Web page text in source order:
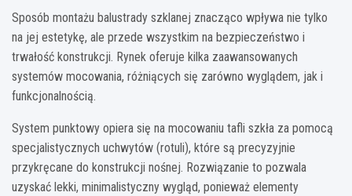
Sposób montażu balustrady szklanej znacząco wpływa nie tylko
na jej estetykę, ale przede wszystkim na bezpieczeństwo i
trwałość konstrukcji. Rynek oferuje kilka zaawansowanych
systemów mocowania, różniących się zarówno wyglądem, jak i
funkcjonalnością.
System punktowy opiera się na mocowaniu tafli szkła za pomocą
specjalistycznych uchwytów (rotuli), które są precyzyjnie
przykręcane do konstrukcji nośnej. Rozwiązanie to pozwala
uzyskać lekki, minimalistyczny wygląd, ponieważ elementy